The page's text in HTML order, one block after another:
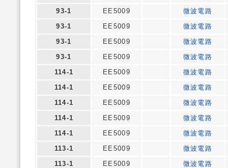
93-1
EE5009
微波電路
93-1
EE5009
微波電路
93-1
EE5009
微波電路
93-1
EE5009
微波電路
114-1
EE5009
微波電路
114-1
EE5009
微波電路
114-1
EE5009
微波電路
114-1
EE5009
微波電路
114-1
EE5009
微波電路
113-1
EE5009
微波電路
113-1
EE5009
微波電路